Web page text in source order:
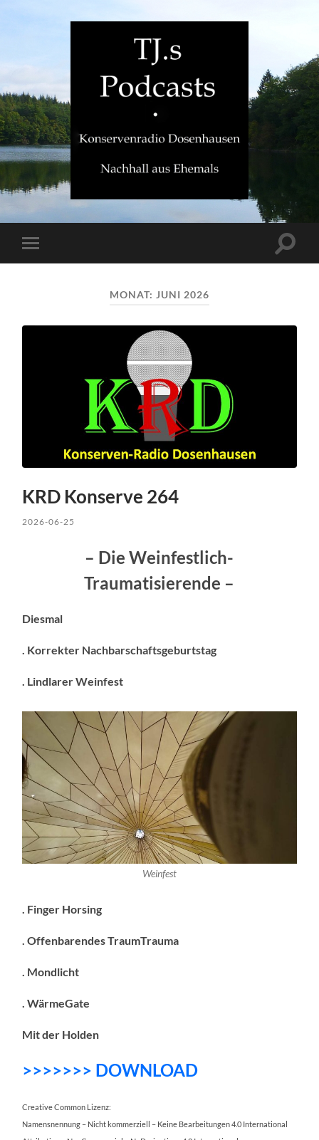
TJ.s
Mobile-
Menü
MONAT: JUNI 2026
KRD Konserve 264
2026-06-25
– Die Weinfestlich-
Traumatisierende –
Diesmal
. Korrekter Nachbarschaftsgeburtstag
. Lindlarer Weinfest
Weinfest
. Finger Horsing
. Offenbarendes TraumTrauma
. Mondlicht
. WärmeGate
Mit der Holden
>>>>>>> DOWNLOAD
Creative Common Lizenz:
Namensnennung – Nicht kommerziell – Keine Bearbeitungen 4.0 International